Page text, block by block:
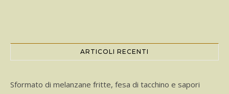
ARTICOLI RECENTI
Sformato di melanzane fritte, fesa di tacchino e sapori